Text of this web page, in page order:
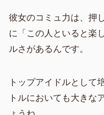
彼女のコミュ力は、押
に「この人といると楽
ルさがあるんです。
トップアイドルとして
トルにおいても大きな